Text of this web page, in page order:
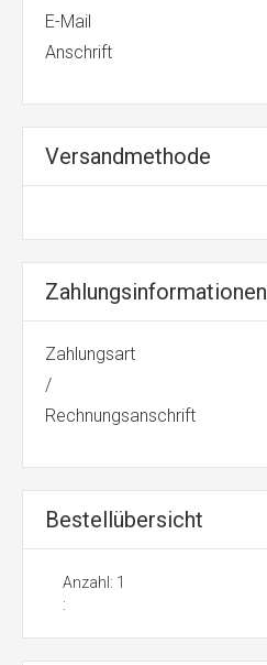
E-Mail
Anschrift
Versandmethode
Zahlungsinformationen
Zahlungsart
/
Rechnungsanschrift
Bestellübersicht
1
: